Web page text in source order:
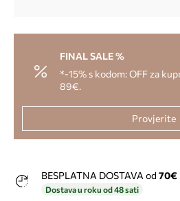
FINAL SALE %
*-15% s kodom: OFF za
89€.
Provjerite
BESPLATNA DOSTAVA od 70€
Dostava u roku od 48 sati